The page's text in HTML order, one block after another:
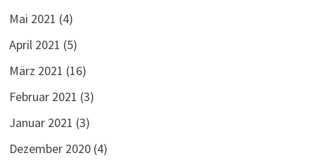
Mai 2021 (4)
April 2021 (5)
März 2021 (16)
Februar 2021 (3)
Januar 2021 (3)
Dezember 2020(4)